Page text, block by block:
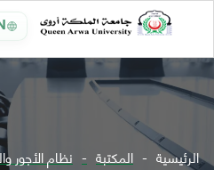
الرئيسية المكتبة نظام الأجور